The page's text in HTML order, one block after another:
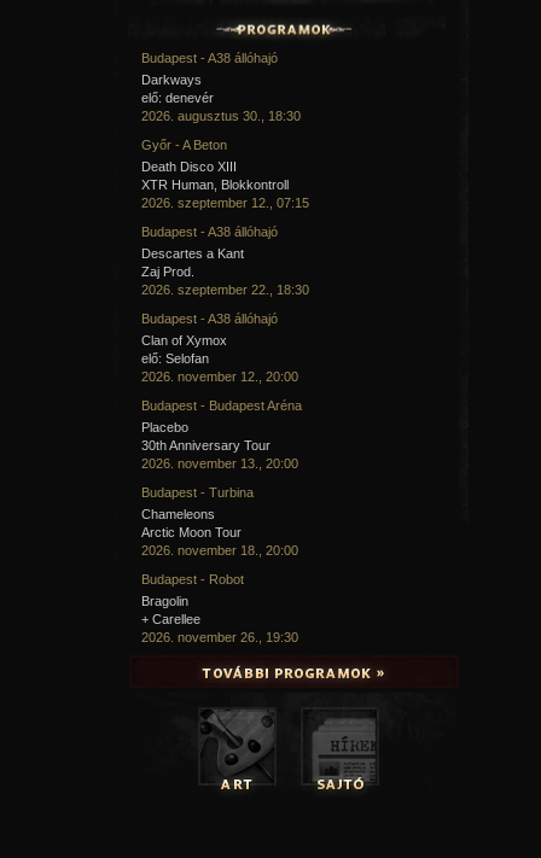
Budapest - A38 állóhajó
Darkways
elő: denevér
2026. augusztus 30., 18:30
Győr - A Beton
Death Disco XIII
XTR Human, Blokkontroll
2026. szeptember 12., 07:15
Budapest - A38 állóhajó
Descartes a Kant
Zaj Prod.
2026. szeptember 22., 18:30
Budapest - A38 állóhajó
Clan of Xymox
elő: Selofan
2026. november 12., 20:00
Budapest - Budapest Aréna
Placebo
30th Anniversary Tour
2026. november 13., 20:00
Budapest - Turbina
Chameleons
Arctic Moon Tour
2026. november 18., 20:00
Budapest - Robot
Bragolin
+ Carellee
2026. november 26., 19:30